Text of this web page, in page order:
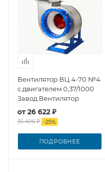
Вентилятор ВЦ 4-70 №4
с двигателем 0,37/1000
Завод Вентилятор
от26 622 ₽
35 496 ₽ -25%
ПОДРОБНЕЕ